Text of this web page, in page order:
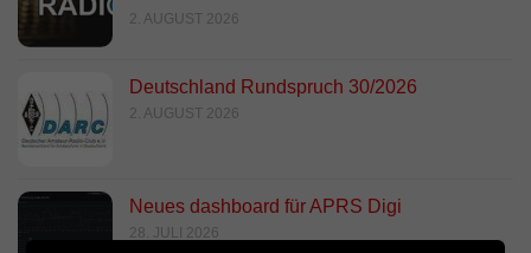
2. AUGUST 2026
Deutschland Rundspruch 30/2026
2. AUGUST 2026
Neues dashboard für APRS Digi
28. JULI 2026